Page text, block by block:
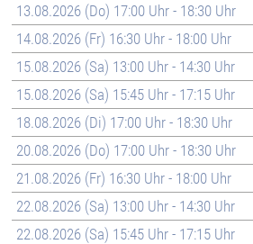
13.08.2026 (Do) 17:00 Uhr - 18:30 Uhr
14.08.2026 (Fr) 16:30 Uhr - 18:00 Uhr
15.08.2026 (Sa) 13:00 Uhr - 14:30 Uhr
15.08.2026 (Sa) 15:45 Uhr - 17:15 Uhr
18.08.2026 (Di) 17:00 Uhr - 18:30 Uhr
20.08.2026 (Do) 17:00 Uhr - 18:30 Uhr
21.08.2026 (Fr) 16:30 Uhr - 18:00 Uhr
22.08.2026 (Sa) 13:00 Uhr - 14:30 Uhr
22.08.2026 (Sa) 15:45 Uhr - 17:15 Uhr